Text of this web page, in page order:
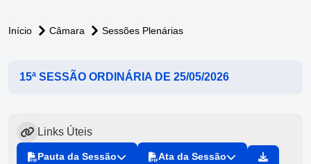
Início Câmara Sessões Plenárias
15ª SESSÃO ORDINÁRIA DE 25/05/2026
Links Úteis
Pauta da Sessão Ata da Sessão